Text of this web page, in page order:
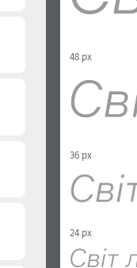
48 px
36 px
24 px